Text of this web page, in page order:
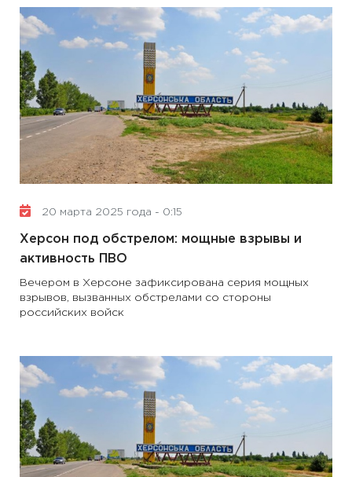
20 марта 2025 года - 0:15
Херсон под обстрелом: мощные взрывы и
активность ПВО
Вечером в Херсоне зафиксирована серия мощных
взрывов, вызванных обстрелами со стороны
российских войск